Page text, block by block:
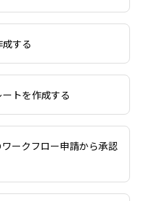
する
トを作成する
ークフロー申請から承認